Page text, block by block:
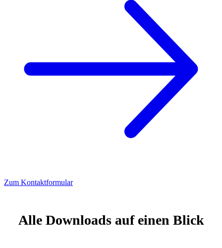
Zum Kontaktformular
Alle Downloads auf einen Blick